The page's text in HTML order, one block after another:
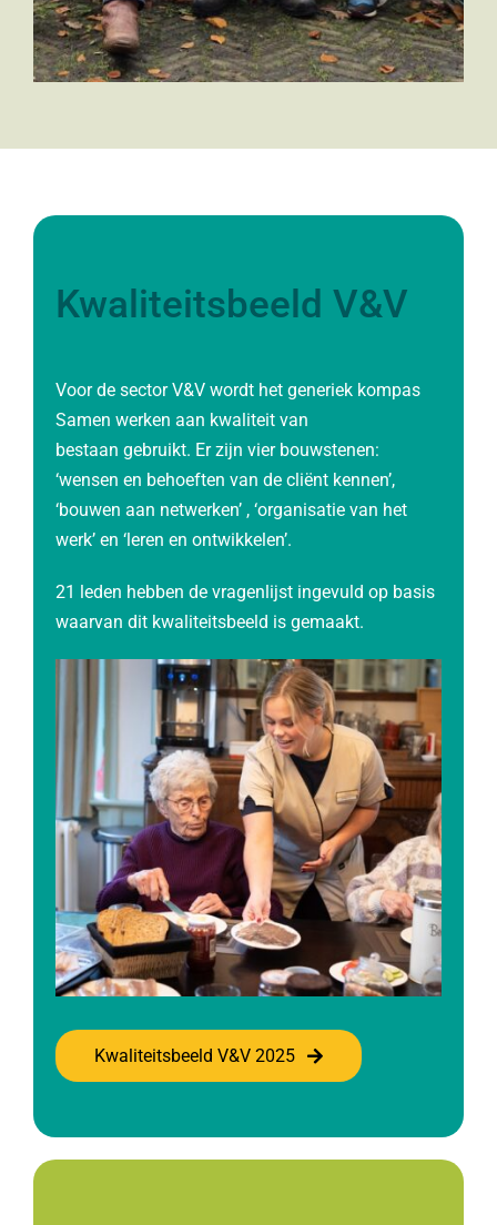
Kwaliteitsbeeld V&V
Voor de sector V&V wordt het generiek kompas
Samen werken aan kwaliteit van
bestaan gebruikt. Er zijn vier bouwstenen:
‘wensen en behoeften van de cliënt kennen’,
‘bouwen aan netwerken’ , ‘organisatie van het
werk’ en ‘leren en ontwikkelen’.
21 leden hebben de vragenlijst ingevuld op basis
waarvan dit kwaliteitsbeeld is gemaakt.
Kwaliteitsbeeld V&V 2025